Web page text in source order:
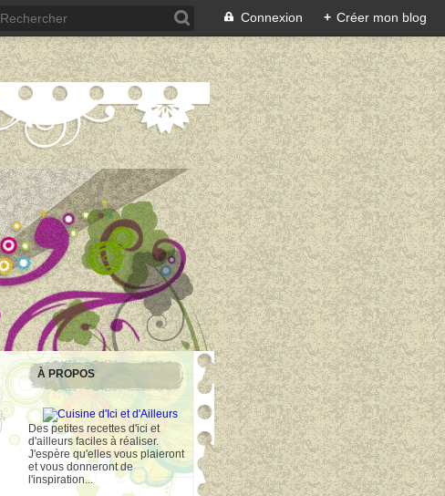
Connexion + Créer mon blog
À PROPOS
Des petites recettes d'ici et
d'ailleurs faciles à réaliser.
J'espère qu'elles vous plaieront
et vous donneront de
l'inspiration...